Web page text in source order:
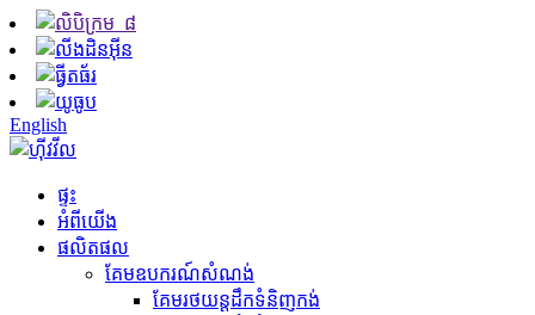
English
ផ្ទះ
អំពីយើង
ផលិតផល
គែមឧបករណ៍សំណង់
គែម​រថយន្ត​ដឹក​ទំនិញ​កង់